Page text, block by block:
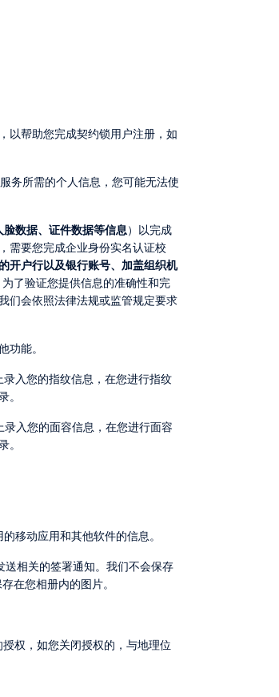
以帮助您完成契约锁用户注册，如
数据、证件数据等信息）以完成
需要您完成企业身份实名认证校
开户行以及银行账号、加盖组织机
了验证您提供信息的准确性和完
们会依照法律法规或监管规定要求
功能。
。
。
移动应用和其他软件的信息。
在您相册内的图片。